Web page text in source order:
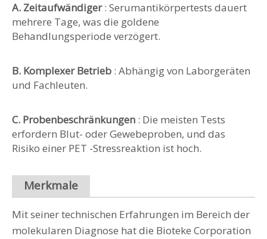
A. Zeitaufwändiger: Serumantikörpertests dauert
mehrere Tage, was die goldene
Behandlungsperiode verzögert.
B. Komplexer Betrieb : Abhängig von Laborgeräten
und Fachleuten.
C. Probenbeschränkungen : Die meisten Tests
erfordern Blut- oder Gewebeproben, und das
Risiko einer PET -Stressreaktion ist hoch.
Merkmale
Mit seiner technischen Erfahrungen im Bereich der
molekularen Diagnose hat die Bioteke Corporation